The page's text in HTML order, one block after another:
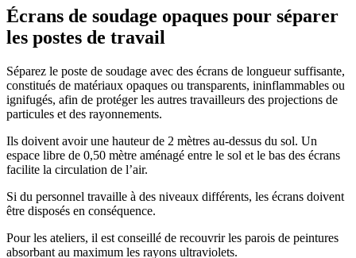
Écrans de soudage opaques pour séparer
les postes de travail
Séparez le poste de soudage avec des écrans de longueur suffisante,
constitués de matériaux opaques ou transparents, ininflammables ou
ignifugés, afin de protéger les autres travailleurs des projections de
particules et des rayonnements.
Ils doivent avoir une hauteur de 2 mètres au-dessus du sol. Un
espace libre de 0,50 mètre aménagé entre le sol et le bas des écrans
facilite la circulation de l’air.
Si du personnel travaille à des niveaux différents, les écrans doivent
être disposés en conséquence.
Pour les ateliers, il est conseillé de recouvrir les parois de peintures
absorbant au maximum les rayons ultraviolets.